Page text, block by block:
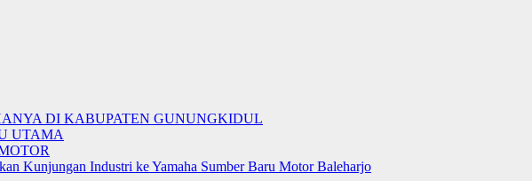
DI KABUPATEN GUNUNGKIDUL
UTAMA
Kunjungan Industri ke Yamaha Sumber Baru Motor Baleharjo